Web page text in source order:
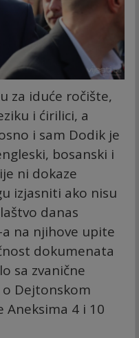
za iduće ročište,
i ćirilici, a
i sam Dodik je
bosanski i
ni dokaze
izjasniti ako nisu
danas
na njihove upite
dokumenata
sa zvanične
o Dejtonskom
4 i 10